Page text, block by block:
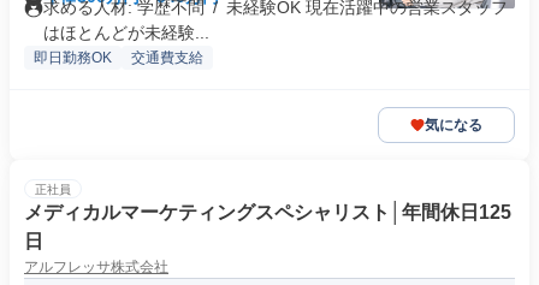
求める人材: 学歴不問 / 未経験OK 現在活躍中の営業スタッフ
はほとんどが未経験...
即日勤務OK 交通費支給
気になる
正社員
メディカルマーケティングスペシャリスト│年間休日125
日
アルフレッサ株式会社